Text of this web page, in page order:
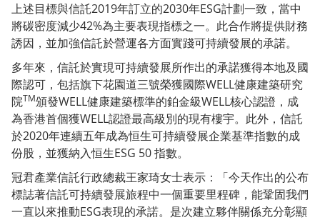
上述目標與信託2019年訂立的2030年ESG計劃一致，當中
將碳密度減少42%為主要表現指標之一。此合作將提供財務
誘因，並加強信託於營運各方面實踐可持續發展的承諾。
多年來，信託於實現可持續發展所作出的承諾獲得本地及國
際認可，包括旗下花園道三號榮獲國際WELL健康建築研究
院TM頒發WELL健康建築標準的鉑金級WELL核心認證，成
為香港首個獲WELL認證最高級別的現有樓宇。此外，信託
於2020年連續五年成為恒生可持續發展企業基準指數的成
份股，並獲納入恒生ESG 50 指數。
冠君產業信託行政總裁王家琦女士表示：「今天作出的公布
標誌著信託可持續發展旅程中一個重要里程碑，能鞏固我們
一直以來推動ESG表現的承諾。是次建立夥伴關係充分彰顯